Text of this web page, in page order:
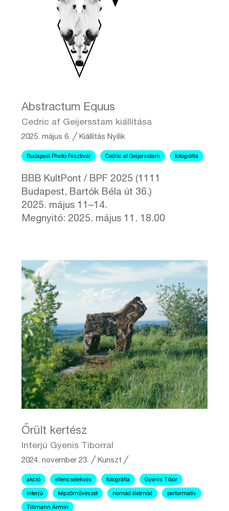
Abstractum Equus
Cedric af Geijersstam kiállítása
2025. május 6. ╱Kiállítás Nyílik
Budapest Photo Fesztivál Cedric af Geijersstam fotográfia
BBB KultPont / BPF 2025 (1111
Budapest, Bartók Béla út 36.)
2025. május 11–14.
Megnyitó: 2025. május 11. 18.00
Őrült kertész
Interjú Gyenis Tiborral
2024. november 23. ╱Kunszt ╱
akció ellencselekvés fotográfia Gyenis Tibor
interjú képzőművészet nomád életmód performatív
Tillmann Ármin